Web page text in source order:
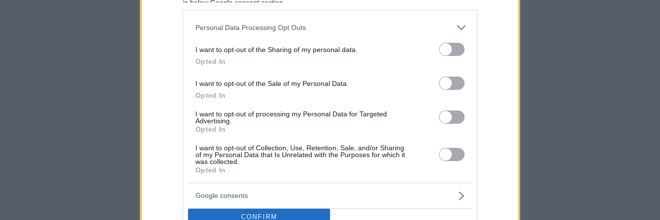
in below Google consent section.
Personal Data Processing Opt Outs
I want to opt-out of the Sharing of my personal data.
Opted In
I want to opt-out of the Sale of my Personal Data.
Opted In
I want to opt-out of processing my Personal Data for Targeted
Advertising.
Opted In
I want to opt-out of Collection, Use, Retention, Sale, and/or Sharing
of my Personal Data that Is Unrelated with the Purposes for which it
was collected.
Opted In
Google consents
CONFIRM